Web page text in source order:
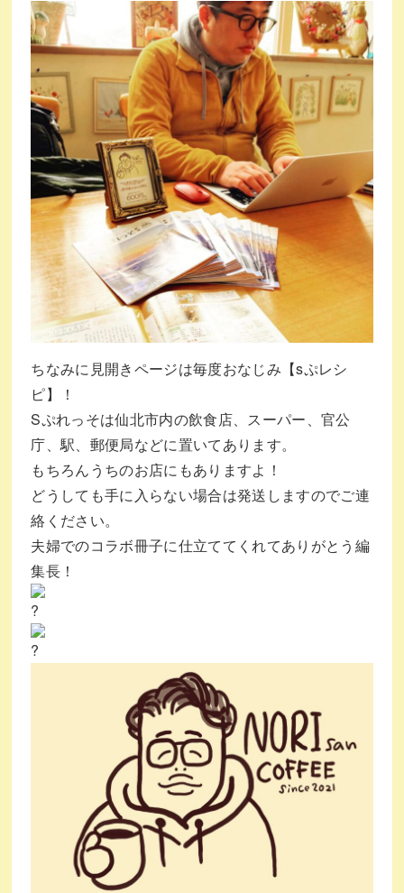
ちなみに見開きページは毎度おなじみ【sぷレシ
ピ】！
Sぷれっそは仙北市内の飲食店、スーパー、官公
庁、駅、郵便局などに置いてあります。
もちろんうちのお店にもありますよ！
どうしても手に入らない場合は発送しますのでご連
絡ください。
夫婦でのコラボ冊子に仕立ててくれてありがとう編
集長！